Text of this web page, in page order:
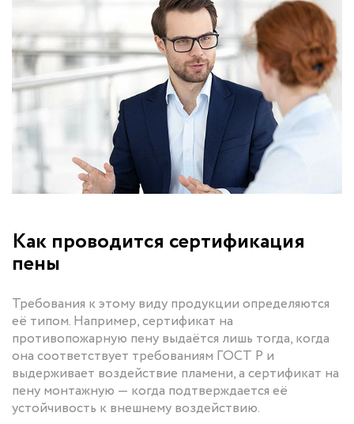
Как проводится сертификация
пены
Требования к этому виду продукции определяются
её типом. Например, сертификат на
противопожарную пену выдаётся лишь тогда, когда
она соответствует требованиям ГОСТ Р и
выдерживает воздействие пламени, а сертификат на
пену монтажную — когда подтверждается её
устойчивость к внешнему воздействию.